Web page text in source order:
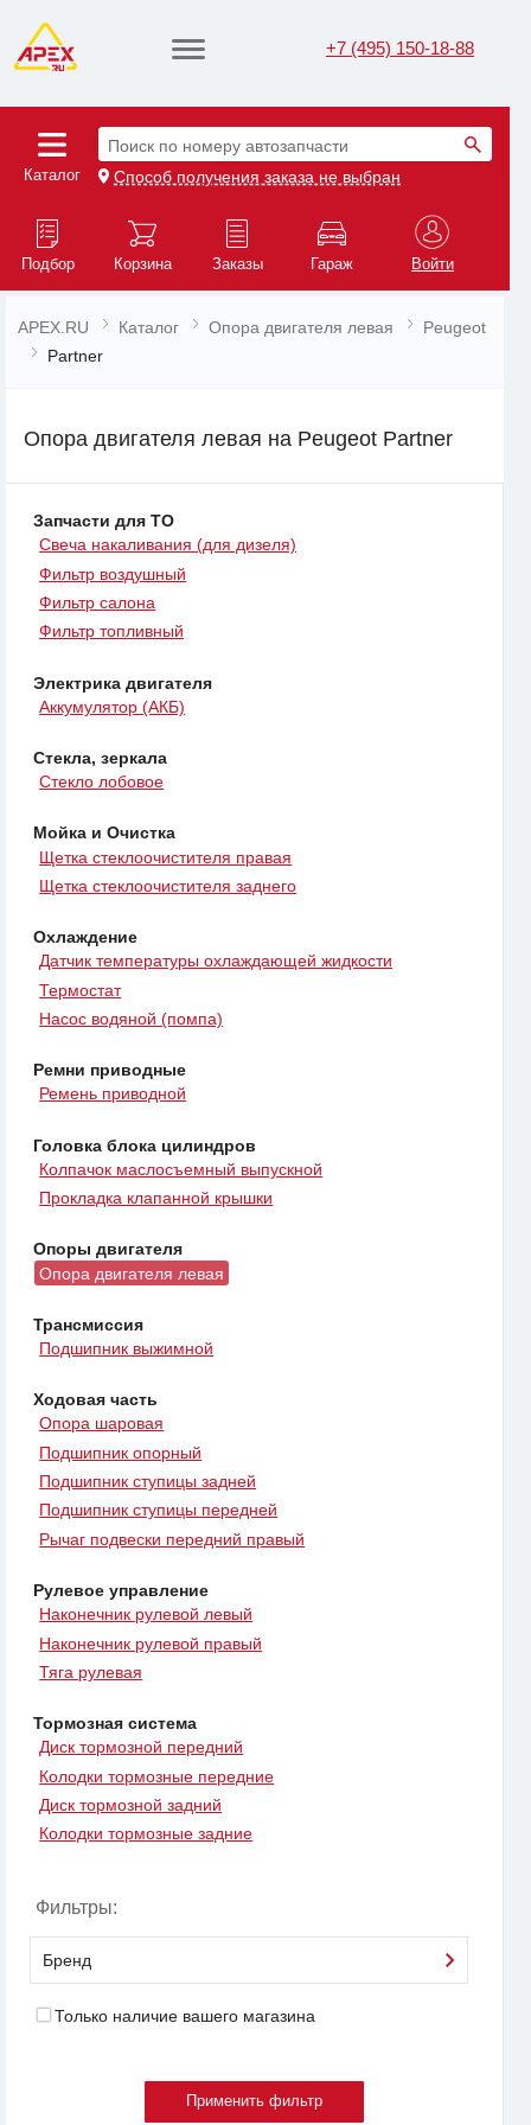
+7 (495) 150-18-88
Каталог
Поиск по номеру автозапчасти
Способ получения заказа не выбран
Подбор Корзина Заказы Гараж Войти
APEX.RU Каталог Опора двигателя левая
Peugeot
Partner
Опора двигателя левая на Peugeot Partner
Запчасти для ТО
Свеча накаливания (для дизеля)
Фильтр воздушный
Фильтр салона
Фильтр топливный
Электрика двигателя
Аккумулятор (АКБ)
Стекла, зеркала
Стекло лобовое
Мойка и Очистка
Щетка стеклоочистителя правая
Щетка стеклоочистителя заднего
Охлаждение
Датчик температуры охлаждающей жидкости
Термостат
Насос водяной (помпа)
Ремни приводные
Ремень приводной
Головка блока цилиндров
Колпачок маслосъемный выпускной
Прокладка клапанной крышки
Опоры двигателя
Опора двигателя левая
Трансмиссия
Подшипник выжимной
Ходовая часть
Опора шаровая
Подшипник опорный
Подшипник ступицы задней
Подшипник ступицы передней
Рычаг подвески передний правый
Рулевое управление
Наконечник рулевой левый
Наконечник рулевой правый
Тяга рулевая
Тормозная система
Диск тормозной передний
Колодки тормозные передние
Диск тормозной задний
Колодки тормозные задние
Фильтры:
Бренд
Только наличие вашего магазина